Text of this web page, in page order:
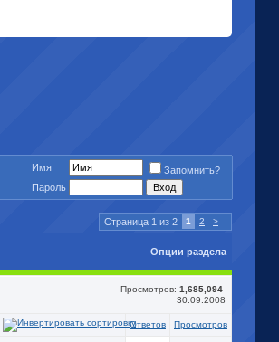
Имя
Запомнить?
Пароль
Страница 1 из 2 1 2 >
Опции раздела
Просмотров: 1,685,094
30.09.2008
Ответов Просмотров